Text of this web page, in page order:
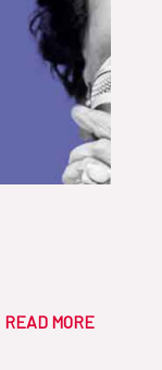
READ MORE